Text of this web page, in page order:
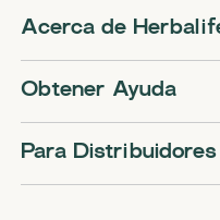
Acerca de
Obtener Ayuda
Para Distribuidores